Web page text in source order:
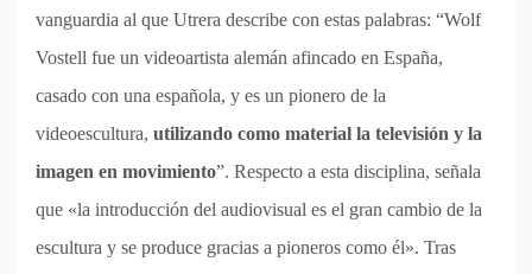
vanguardia al que Utrera describe con estas palabras: “Wolf
Vostell fue un videoartista alemán afincado en España,
casado con una española, y es un pionero de la
videoescultura, utilizando como material la televisión y la
imagen en movimiento”. Respecto a esta disciplina, señala
que «la introducción del audiovisual es el gran cambio de la
escultura y se produce gracias a pioneros como él». Tras